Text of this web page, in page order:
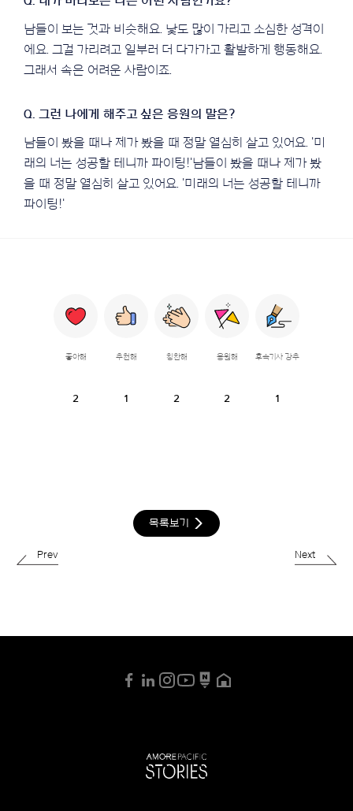
남들이 보는 것과 비슷해요. 낯도 많이 가리고 소심한 성격이
에요. 그걸 가리려고 일부러 더 다가가고 활발하게 행동해요.
그래서 속은 어려운 사람이죠.
남들이 봤을 때나 제가 봤을 때 정말 열심히 살고 있어요. '미
래의 너는 성공할 테니까 파이팅!'남들이 봤을 때나 제가 봤
을 때 정말 열심히 살고 있어요. '미래의 너는 성공할 테니까
파이팅!'
좋아해
2
추천해
1
칭찬해
2
응원해
2
후속기사 강추
1
목록보기
Prev Next